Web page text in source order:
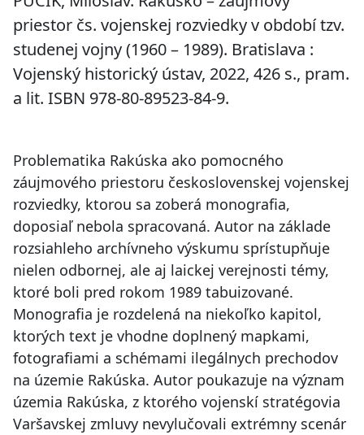
priestor čs. vojenskej rozviedky v období tzv.
studenej vojny (1960 – 1989). Bratislava :
Vojenský historický ústav, 2022, 426 s., pram.
a lit. ISBN 978-80-89523-84-9.
Problematika Rakúska ako pomocného
záujmového priestoru československej vojenskej
rozviedky, ktorou sa zoberá monografia,
doposiaľ nebola spracovaná. Autor na základe
rozsiahleho archívneho výskumu sprístupňuje
nielen odbornej, ale aj laickej verejnosti témy,
ktoré boli pred rokom 1989 tabuizované.
Monografia je rozdelená na niekoľko kapitol,
ktorých text je vhodne doplnený mapkami,
fotografiami a schémami ilegálnych prechodov
na územie Rakúska. Autor poukazuje na význam
územia Rakúska, z ktorého vojenskí stratégovia
Varšavskej zmluvy nevylučovali extrémny scenár